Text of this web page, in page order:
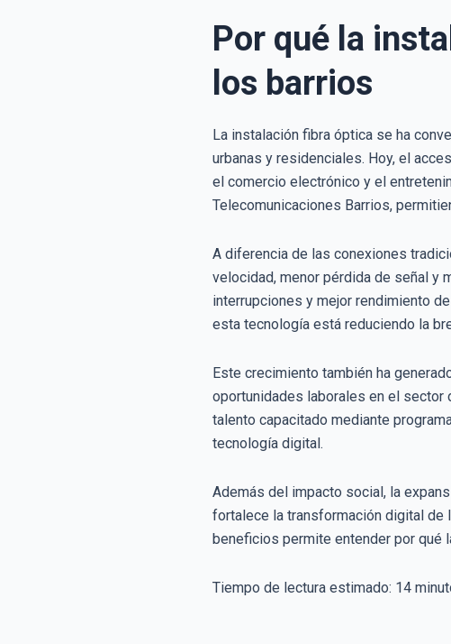
Por qué la
los barrios
La instalación fibra óptica se ha
urbanas y residenciales. Hoy, el
el comercio electrónico y el
Telecomunicaciones Barrios,
A diferencia de las conexiones
velocidad, menor pérdida de señal y
interrupciones y mejor rendimiento
esta tecnología está reduciendo la
Este crecimiento también ha
oportunidades laborales en el sector
talento capacitado mediante
tecnología digital.
Además del impacto social, la
fortalece la transformación digital de
beneficios permite entender por qué
Tiempo de lectura estimado: 14